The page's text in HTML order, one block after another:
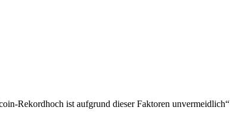
Rekordhoch ist aufgrund dieser Faktoren unvermeidlich“